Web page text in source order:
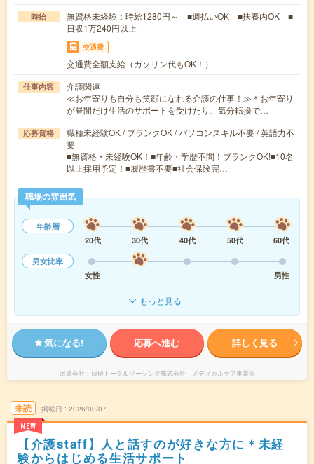
時給
無資格未経験：時給1280円～ ■週払いOK ■扶養内OK ■
日収1万240円以上
交通費
交通費全額支給（ガソリン代もOK！）
仕事内容
介護関連
≪お年寄りも自分も笑顔になれる介護の仕事！≫＊お年寄り
が昼間だけ生活のサポートを受けたり、気分転換で…
応募資格
職種未経験OK / ブランクOK / パソコンスキル不要 / 英語力不
要
■無資格・未経験OK！■年齢・学歴不問！ブランクOK!■10名
以上採用予定！■履歴書不要■社会保険完…
職場の雰囲気
年齢層
20代
30代 40代 50代
60代
男女比率
女性
男性
もっと見る
気になる! 応募へ進む 詳しく見る
派遣会社 日研トータルソーシング株式会社 メディカルケア事業部
未読
NEW
掲載日 2026/08/07
【介護staff】人と話すのが好きな方に＊未経
験からはじめる生活サポート